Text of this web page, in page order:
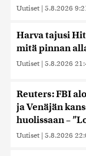
Uutiset | 5.8.2026
Harva tajusi
mitä pinnan
Uutiset | 5.8.2026
Reuters: FBI
ja Venäjän
huolissaan –
Uutiset | 5.8.2026